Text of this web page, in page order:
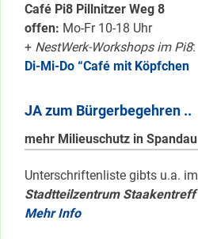
Café Pi8 Pillnitzer Weg 8
offen: Mo-Fr 10-18 Uhr
+ NestWerk-Workshops im Pi8:
Di-Mi-Do “Café mit Köpfchen
JA zum Bürgerbegehren ..
mehr Milieuschutz in Spandau
Unterschriftenliste gibts u.a. im
Stadtteilzentrum Staakentreff
Mehr Info